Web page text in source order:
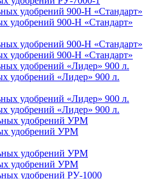
удобрений 900-Н «Стандарт»
удобрений 900-Н «Стандарт»
удобрений «Лидер» 900 л.
удобрений «Лидер» 900 л.
удобрений УРМ
удобрений УРМ